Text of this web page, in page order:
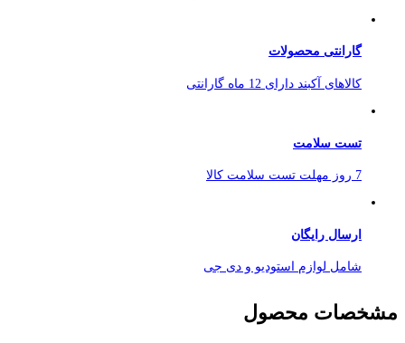
گارانتی محصولات
کالاهای آکبند دارای 12 ماه گارانتی
تست سلامت
7 روز مهلت تست سلامت کالا
ارسال رایگان
شامل لوازم استودیو و دی جی
مشخصات محصول